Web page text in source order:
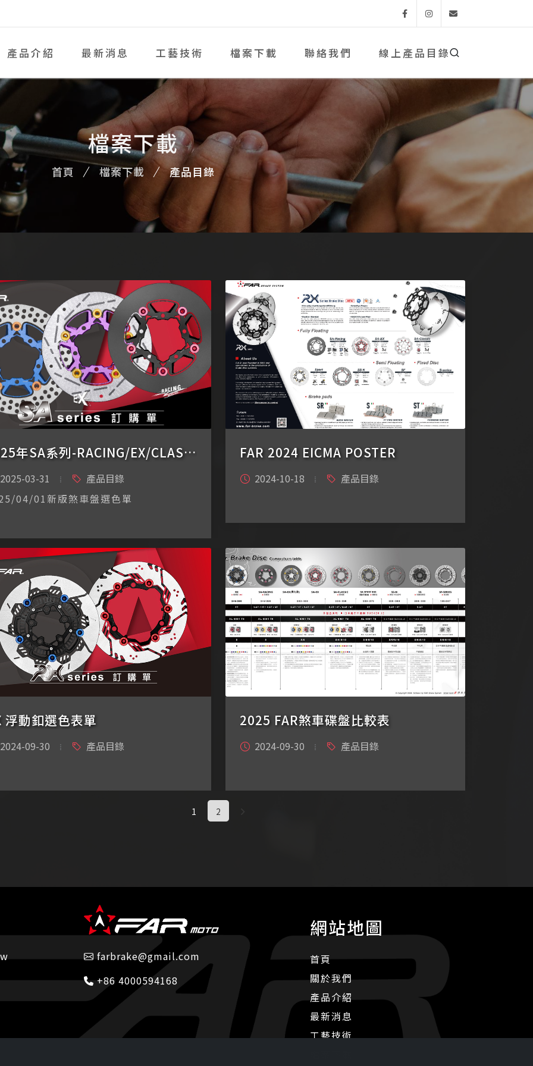
FacebookInstagram
產品介紹 最新消息 工藝技術 檔案下載 聯絡我們 線上產品目錄
檔案下載
首頁 檔案下載 產品目錄
2025年SA系列-RACING/EX/CLASSIC 選色表
2025-03-31
產品目錄
04/01新版煞車盤選色單
FAR 2024 EICMA POSTER
2024-10-18 產品目錄
浮動釦選色表單
2024-09-30 產品目錄
2025 FAR煞車碟盤比較表
2024-09-30 產品目錄
1 2
farbrake@gmail.com
+86 4000594168
網站地圖
首頁
關於我們
產品介紹
最新消息
工藝技術